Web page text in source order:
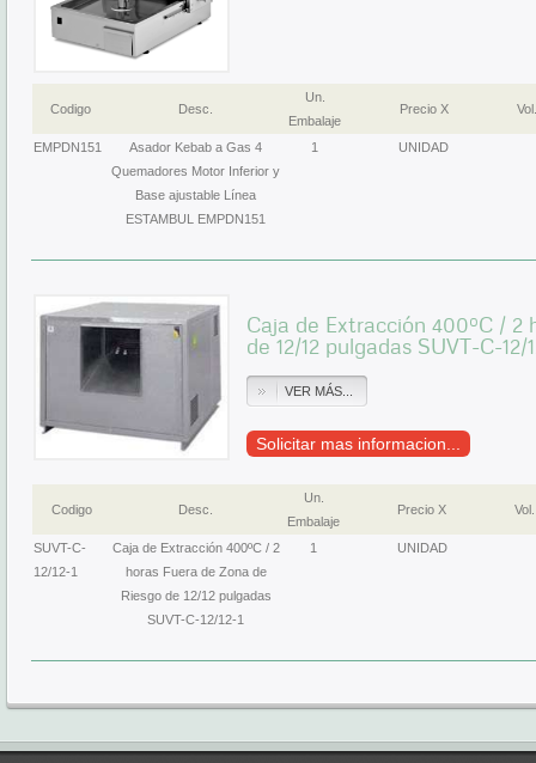
Codigo Desc.
Un.
Embalaje
Precio X Vol.
EMPDN151
Asador Kebab a Gas 4
Quemadores Motor Inferior y
Base ajustable Línea
ESTAMBUL EMPDN151
1 UNIDAD
Caja de Extracción 400ºC / 2
de 12/12 pulgadas SUVT-C-12/
VER MÁS...
Solicitar mas informacion...
Codigo Desc.
Un.
Embalaje
Precio X Vol.
SUVT-C-
12/12-1
Caja de Extracción 400ºC / 2
horas Fuera de Zona de
Riesgo de 12/12 pulgadas
SUVT-C-12/12-1
1 UNIDAD